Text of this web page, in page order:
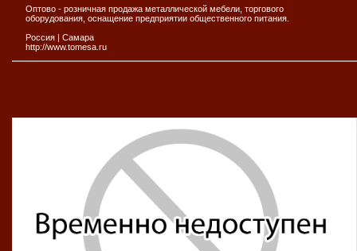
Оптово - розничная продажа металлической мебели, торгового
оборудования, оснащение предприятии общественного питания.
Россия | Самара
http://www.tomesa.ru